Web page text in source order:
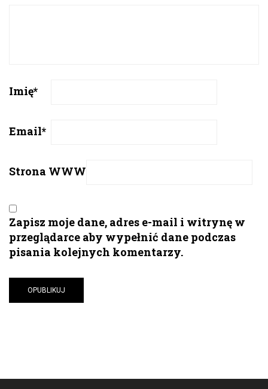
Imię*
Email*
Strona WWW
Zapisz moje dane, adres e-mail i witrynę w
przeglądarce aby wypełnić dane podczas
pisania kolejnych komentarzy.